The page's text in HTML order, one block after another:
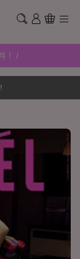
！ /